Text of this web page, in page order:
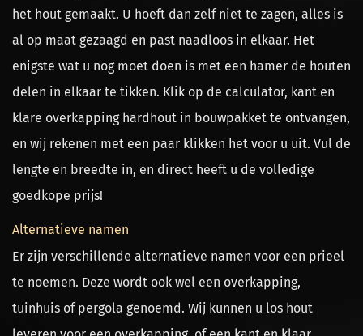
het hout gemaakt. U hoeft dan zelf niet te zagen, alles is
al op maat gezaagd en past naadloos in elkaar. Het
enigste wat u nog moet doen is met een hamer de houten
delen in elkaar te tikken. Klik op de calculator, kant en
klare overkapping hardhout in bouwpakket te ontvangen,
en wij rekenen met een paar klikken het voor u uit. Vul de
lengte en breedte in, en direct heeft u de volledige
goedkope prijs!
Alternatieve namen
Er zijn verschillende alternatieve namen voor een prieel
te noemen. Deze wordt ook wel een overkapping,
tuinhuis of pergola genoemd. Wij kunnen u los hout